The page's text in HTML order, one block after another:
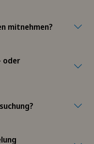
mitnehmen?
oder